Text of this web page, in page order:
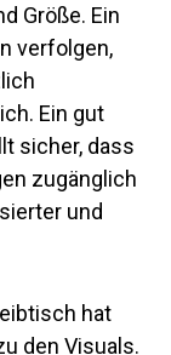
Größe. Ein
verfolgen,
Ein gut
sicher, dass
zugänglich
und
hat
den Visuals.